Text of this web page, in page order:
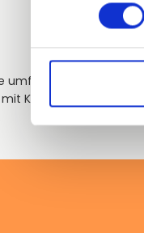
umfasst Flansche aus
Kragen. Ideal für